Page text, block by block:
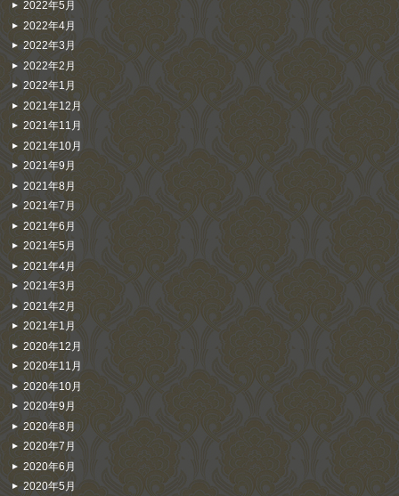
2022年5月
2022年4月
2022年3月
2022年2月
2022年1月
2021年12月
2021年11月
2021年10月
2021年9月
2021年8月
2021年7月
2021年6月
2021年5月
2021年4月
2021年3月
2021年2月
2021年1月
2020年12月
2020年11月
2020年10月
2020年9月
2020年8月
2020年7月
2020年6月
2020年5月